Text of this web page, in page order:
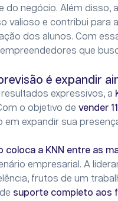
do negócio. Além disso, a
valioso e contribui para
dos alunos. Com
que
é expandir
expressivos, a
o objetivo de vender
em expandir sua
a KNN entre as
empresarial. A
frutos de um
suporte completo aos